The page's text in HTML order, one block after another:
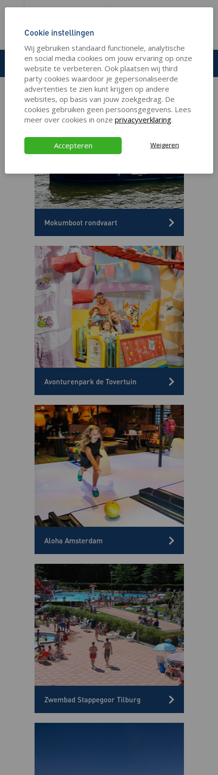
Uitjes
Mokumboot rondvaart
Avonturenpark de Tovertuin
Aloha Amsterdam
Zwembad Stappegoor Tilburg
Cookie instellingen
Wij gebruiken standaard functionele, analytische
en social media cookies om jouw ervaring op onze
website te verbeteren. Ook plaatsen wij third
party cookies waardoor je gepersonaliseerde
advertenties te zien kunt krijgen op andere
websites, op basis van jouw zoekgedrag. De
cookies gebruiken geen persoonsgegevens. Lees
meer over cookies in onze privacyverklaring.
Accepteren Weigeren